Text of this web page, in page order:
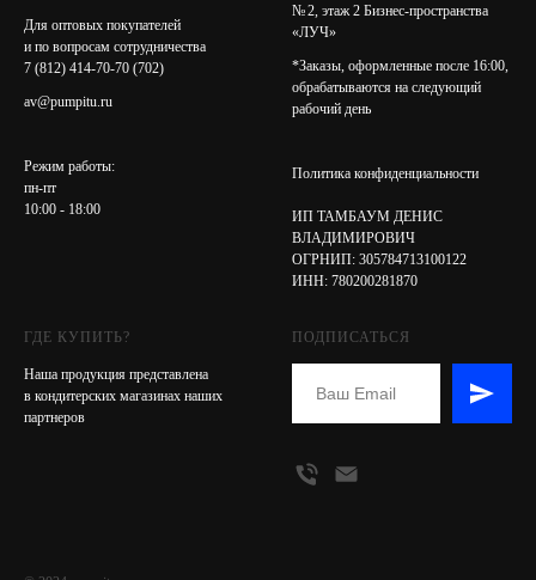
Для оптовых покупателей
и по вопросам сотрудничества
7 (812) 414-70-70 (702)
av@pumpitu.ru
Режим работы:
пн-пт
10:00 - 18:00
№ 2, этаж 2 Бизнес-пространства
«ЛУЧ»
*Заказы, оформленные после 16:00,
обрабатываются на следующий
рабочий день
Политика конфиденциальности
ИП ТАМБАУМ ДЕНИС
ВЛАДИМИРОВИЧ
ОГРНИП: 305784713100122
ИНН: 780200281870
ГДЕ КУПИТЬ?
Наша продукция представлена
в кондитерских магазинах наших
партнеров
ПОДПИСАТЬСЯ